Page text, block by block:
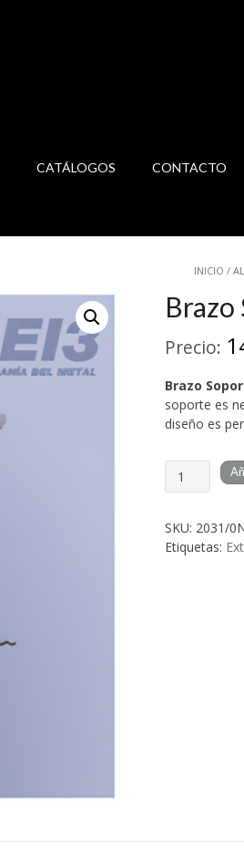
CATÁLOGOS CONTACTO
INICIO /
Brazo
Precio:
Brazo
soporte es
diseño es
Brazo
Soporte
cantidad
SKU: 2031/
Etiquetas: